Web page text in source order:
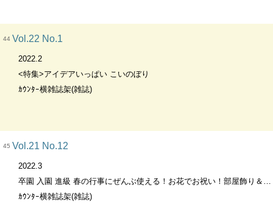
44 Vol.22 No.1
2022.2
<特集>アイデアいっぱい こいのぼり
ｶｳﾝﾀｰ横雑誌架(雑誌)
45 Vol.21 No.12
2022.3
卒園 入園 進級 春の行事にぜんぶ使える！お花でお祝い！部屋飾り＆プレゼント・カード
ｶｳﾝﾀｰ横雑誌架(雑誌)